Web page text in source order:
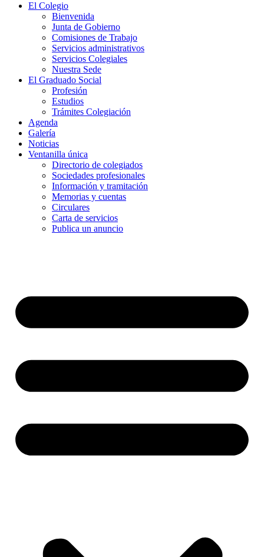
El Colegio
Bienvenida
Junta de Gobierno
Comisiones de Trabajo
Servicios administrativos
Servicios Colegiales
Nuestra Sede
El Graduado Social
Profesión
Estudios
Trámites Colegiación
Agenda
Galería
Noticias
Ventanilla única
Directorio de colegiados
Sociedades profesionales
Información y tramitación
Memorias y cuentas
Circulares
Carta de servicios
Publica un anuncio